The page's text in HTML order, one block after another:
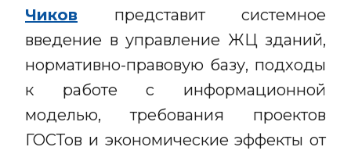
Чиков представит системное
введение в управление ЖЦ зданий,
нормативно-правовую базу, подходы
к работе с информационной
моделью, требования проектов
ГОСТов и экономические эффекты от